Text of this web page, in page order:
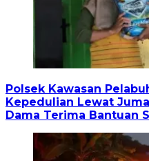
Polsek Kawasan
Kepedulian Lewat
Dama Terima Bantuan